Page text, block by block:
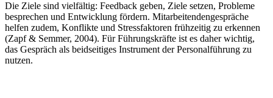
Die Ziele sind vielfältig: Feedback geben, Ziele setzen, Probleme
besprechen und Entwicklung fördern. Mitarbeitendengespräche
helfen zudem, Konflikte und Stressfaktoren frühzeitig zu erkennen
(Zapf & Semmer, 2004). Für Führungskräfte ist es daher wichtig,
das Gespräch als beidseitiges Instrument der Personalführung zu
nutzen.